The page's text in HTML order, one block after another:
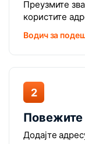
Преузмите
користите
Водич за
2
Повежите
Додајте